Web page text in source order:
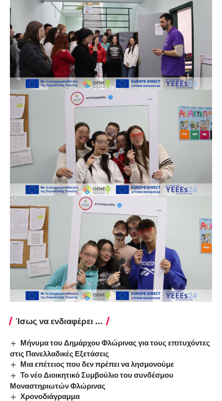
Ίσως να ενδιαφέρει ...
Μήνυμα του Δημάρχου Φλώρινας για τους επιτυχόντες
στις Πανελλαδικές Εξετάσεις
Μια επέτειος που δεν πρέπει να λησμονούμε
Το νέο Διοικητικό Συμβούλιο του συνδέσμου
Μοναστηριωτών Φλώρινας
Χρονοδιάγραμμα